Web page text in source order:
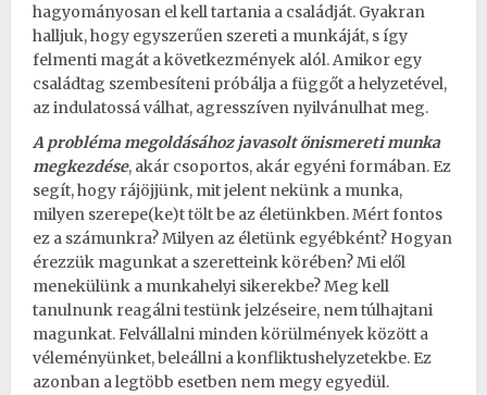
hagyományosan el kell tartania a családját. Gyakran
halljuk, hogy egyszerűen szereti a munkáját, s így
felmenti magát a következmények alól. Amikor egy
családtag szembesíteni próbálja a függőt a helyzetével,
az indulatossá válhat, agresszíven nyilvánulhat meg.
A probléma megoldásához javasolt önismereti munka
megkezdése, akár csoportos, akár egyéni formában. Ez
segít, hogy rájöjjünk, mit jelent nekünk a munka,
milyen szerepe(ke)t tölt be az életünkben. Mért fontos
ez a számunkra? Milyen az életünk egyébként? Hogyan
érezzük magunkat a szeretteink körében? Mi elől
menekülünk a munkahelyi sikerekbe? Meg kell
tanulnunk reagálni testünk jelzéseire, nem túlhajtani
magunkat. Felvállalni minden körülmények között a
véleményünket, beleállni a konfliktushelyzetekbe. Ez
azonban a legtöbb esetben nem megy egyedül.